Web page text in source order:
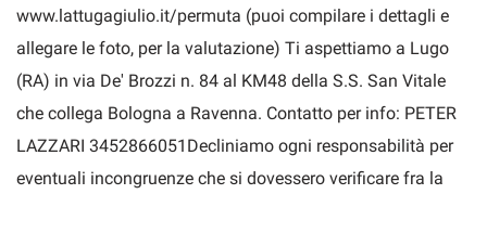
www.lattugagiulio.it/permuta (puoi compilare i dettagli e
allegare le foto, per la valutazione) Ti aspettiamo a Lugo
(RA) in via De' Brozzi n. 84 al KM48 della S.S. San Vitale
che collega Bologna a Ravenna. Contatto per info: PETER
LAZZARI 3452866051Decliniamo ogni responsabilità per
eventuali incongruenze che si dovessero verificare fra la